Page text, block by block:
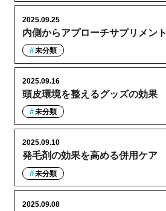
内側からアプローチサプリメント
2025.09.25
未分類
頭皮環境を整えるグッズの効果
2025.09.16
未分類
発毛剤の効果を高める併用ケア
2025.09.10
未分類
2025.09.08